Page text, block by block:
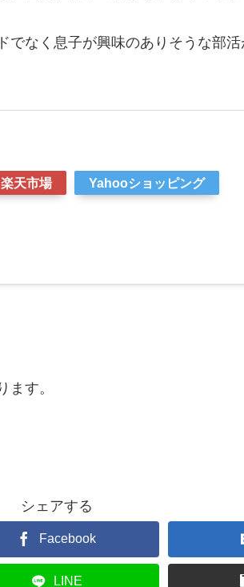
でなく息子が興味のありそうな部
楽天市場 Yahooショッピング
ます。
シェアする
Facebook
LINE